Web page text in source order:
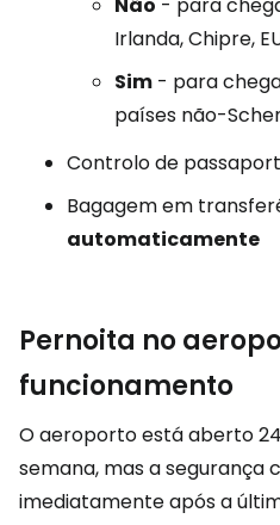
Irlanda, Chipre,
Sim - para
países não-
Controlo de
Bagagem em
automaticamente
Pernoita no
funcionamento
O aeroporto está aberto
semana, mas a segurança
imediatamente após a